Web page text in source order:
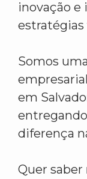
inovação
estratégias
Somos
em
diferença
Quer